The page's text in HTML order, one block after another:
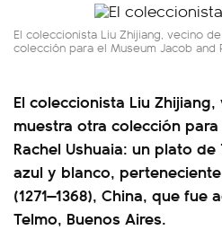
El coleccionista Liu Zhijiang, vecino
colección para el Museum Jacob and
El coleccionista Liu
muestra otra colección
Rachel Ushuaia: un plato
azul y blanco,
(1271—1368), China, que fue
Telmo, Buenos Aires.